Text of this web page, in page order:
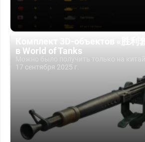
Комплект 3D-объектов «胜利
в World of Tanks
Можно было получить только на
17 сентября 2025 г.